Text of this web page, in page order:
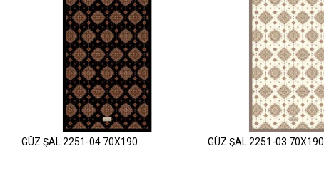
GÜZ ŞAL 2251-04 70X190 GÜZ ŞAL 2251-03 70X190